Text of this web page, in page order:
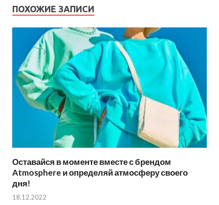
ПОХОЖИЕ ЗАПИСИ
Оставайся в моменте вместе с брендом
Atmosphere и определяй атмосферу своего
дня!
18.12.2022